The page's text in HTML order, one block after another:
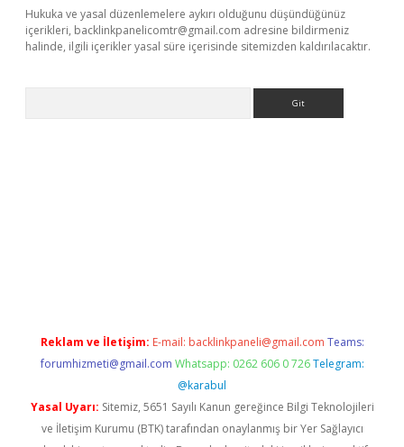
Hukuka ve yasal düzenlemelere aykırı olduğunu düşündüğünüz
içerikleri, backlinkpanelicomtr@gmail.com adresine bildirmeniz
halinde, ilgili içerikler yasal süre içerisinde sitemizden kaldırılacaktır.
Reklam ve İletişim: E-mail: backlinkpaneli@gmail.com Teams:
forumhizmeti@gmail.com Whatsapp: 0262 606 0 726 Telegram:
@karabul
Yasal Uyarı: Sitemiz, 5651 Sayılı Kanun gereğince Bilgi Teknolojileri
ve İletişim Kurumu (BTK) tarafından onaylanmış bir Yer Sağlayıcı